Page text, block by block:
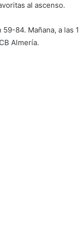
al ascenso.
84. Mañana, a las
Almería.